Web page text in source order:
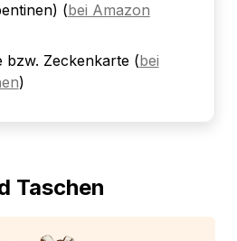
(bei Amazon
bzw. Zeckenkarte (bei
)
Taschen